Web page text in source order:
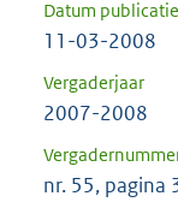
Datum publicatie
11-03-2008
Vergaderjaar
2007-2008
nr. 55, pagina